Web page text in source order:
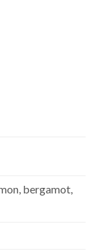
bergamot,